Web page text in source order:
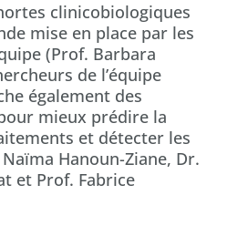
clinicobiologiques
mise en place par les
(Prof. Barbara
de l’équipe
également des
mieux prédire la
et détecter les
Hanoun-Ziane, Dr.
et Prof. Fabrice